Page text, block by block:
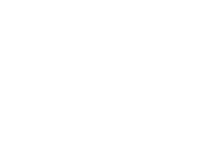
Descarga aqui
https://
content/uploads/
ESCRITURA-
Después de verlo,